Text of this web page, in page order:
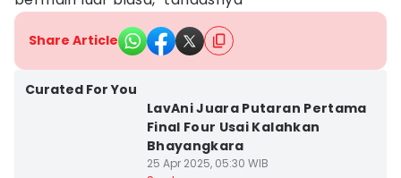
Share Article
Curated For You
LavAni Juara Putaran Pertama
Final Four Usai Kalahkan
Bhayangkara
25 Apr 2025, 05:30 WIB